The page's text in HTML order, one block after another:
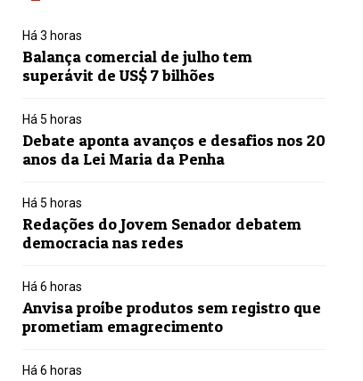
Há 3 horas
Balança comercial de julho tem
superávit de US$ 7 bilhões
Há 5 horas
Debate aponta avanços e desafios nos 20
anos da Lei Maria da Penha
Há 5 horas
Redações do Jovem Senador debatem
democracia nas redes
Há 6 horas
Anvisa proíbe produtos sem registro que
prometiam emagrecimento
Há 6 horas